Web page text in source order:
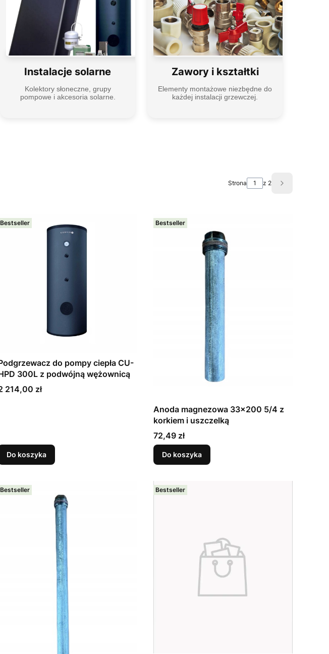
Instalacje solarne
Kolektory słoneczne, grupy
pompowe i akcesoria solarne.
Zawory i kształtki
Elementy montażowe niezbędne do
każdej instalacji grzewczej.
Strona z 2 Następne
Bestseller
do pompy ciepła CU-
300L z podwójną wężownicą
214,00 zł
Do koszyka
Bestseller
Anoda magnezowa 33x200 5/4 z
korkiem i uszczelką
Cena
72,49 zł
Do koszyka
Bestseller Bestseller